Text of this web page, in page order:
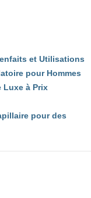
et Utilisations
pour Hommes
Luxe à Prix
pour des